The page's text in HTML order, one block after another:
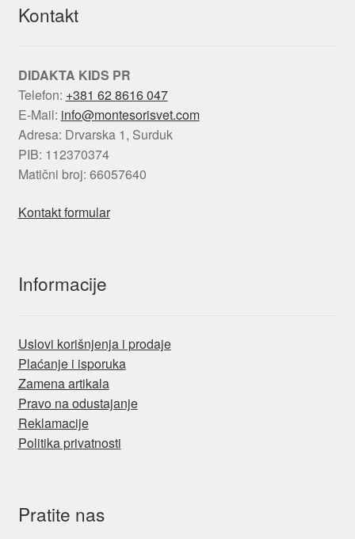
Kontakt
DIDAKTA KIDS PR
Telefon: +381 62 8616 047
E-Mail: info@montesorisvet.com
Adresa: Drvarska 1, Surduk
PIB: 112370374
Matični broj: 66057640
Kontakt formular
Informacije
Uslovi korišnjenja i prodaje
Plaćanje i isporuka
Zamena artikala
Pravo na odustajanje
Reklamacije
Politika privatnosti
Pratite nas